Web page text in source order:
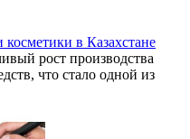
в Казахстане
рост производства
что стало одной из